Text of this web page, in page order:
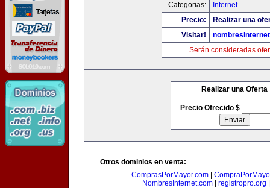
Categorias:
Internet
Precio:
Realizar una
Visitar!
Serán consideradas
Realizar una Oferta
Precio Ofrecido $
Otros dominios en venta:
ComprasPorMayor.com
NombresInternet.com
registropro.org